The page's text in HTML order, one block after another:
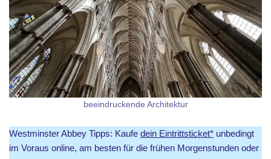
beeindruckende Architektur
Westminster Abbey Tipps: Kaufe dein Eintrittsticket* unbedingt
im Voraus online, am besten für die frühen Morgenstunden oder